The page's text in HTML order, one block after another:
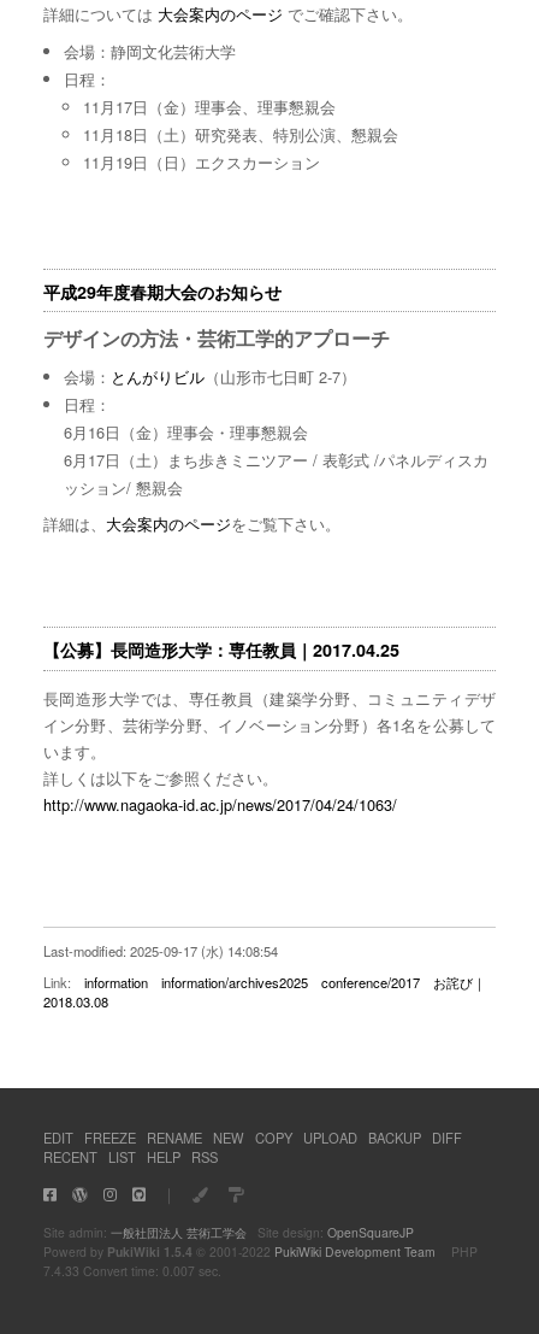
詳細については 大会案内のページ でご確認下さい。
会場：静岡文化芸術大学
日程：
11月17日（金）理事会、理事懇親会
11月18日（土）研究発表、特別公演、懇親会
11月19日（日）エクスカーション
平成29年度春期大会のお知らせ
デザインの方法・芸術工学的アプローチ
会場： とんがりビル （山形市七日町 2-7）
日程：
6月16日（金）理事会・理事懇親会
6月17日（土）まち歩きミニツアー / 表彰式 /パネルディスカ
ッション/ 懇親会
詳細は、 大会案内のページをご覧下さい。
【公募】長岡造形大学：専任教員｜2017.04.25
長岡造形大学では、専任教員（建築学分野、コミュニティデザ
イン分野、芸術学分野、イノベーション分野）各1名を公募して
います。
詳しくは以下をご参照ください。
http://www.nagaoka-id.ac.jp/news/2017/04/24/1063/
Last-modified: 2025-09-17 (水) 14:08:54
Link:
information information/archives2025 conference/2017
お詫び｜
2018.03.08
EDIT FREEZE RENAME NEW COPY UPLOAD BACKUP
DIFF
RECENT
LIST HELP RSS
｜
Site admin: 一般社団法人 芸術工学会Site design: OpenSquareJP
Powerd by PukiWiki 1.5.4 © 2001-2022 PukiWiki Development Team PHP
7.4.33 Convert time: 0.007 sec.